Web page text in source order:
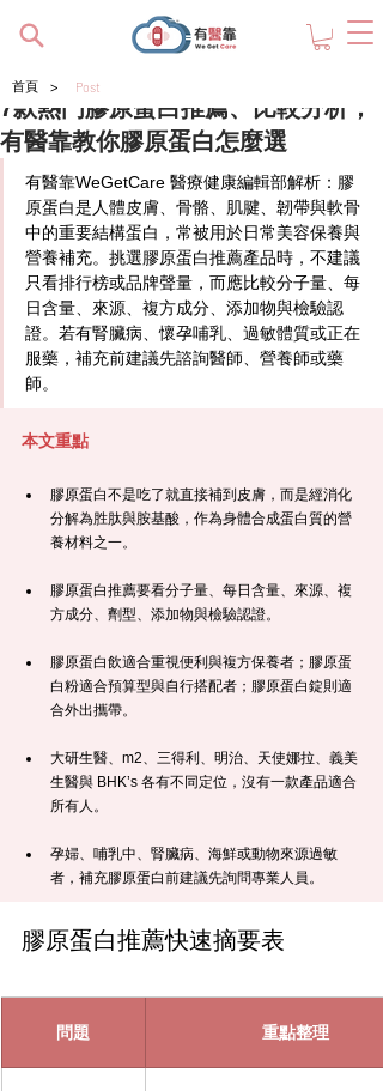
7款熱門膠原蛋白推薦、比較分析，
有醫靠教你膠原蛋白怎麼選
有醫靠WeGetCare 醫療健康編輯部解析：膠
原蛋白是人體皮膚、骨骼、肌腱、韌帶與軟骨
中的重要結構蛋白，常被用於日常美容保養與
營養補充。挑選膠原蛋白推薦產品時，不建議
只看排行榜或品牌聲量，而應比較分子量、每
日含量、來源、複方成分、添加物與檢驗認
證。若有腎臟病、懷孕哺乳、過敏體質或正在
服藥，補充前建議先諮詢醫師、營養師或藥
師。
本文重點
膠原蛋白不是吃了就直接補到皮膚，而是經消化
分解為胜肽與胺基酸，作為身體合成蛋白質的營
養材料之一。
膠原蛋白推薦要看分子量、每日含量、來源、複
方成分、劑型、添加物與檢驗認證。
膠原蛋白飲適合重視便利與複方保養者；膠原蛋
白粉適合預算型與自行搭配者；膠原蛋白錠則適
合外出攜帶。
大研生醫、m2、三得利、明治、天使娜拉、義美
生醫與 BHK’s 各有不同定位，沒有一款產品適合
所有人。
孕婦、哺乳中、腎臟病、海鮮或動物來源過敏
者，補充膠原蛋白前建議先詢問專業人員。
膠原蛋白推薦快速摘要表
問題 重點整理
首頁 > Post